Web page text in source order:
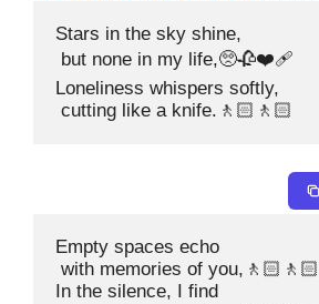
Stars in the sky shine,
but none in my life,🥺🥀❤️‍🩹
Loneliness whispers softly,
cutting like a knife.🚶🏻🚶🏻
Empty spaces echo
with memories of you,🚶🏻🚶🏻
In the silence, I find